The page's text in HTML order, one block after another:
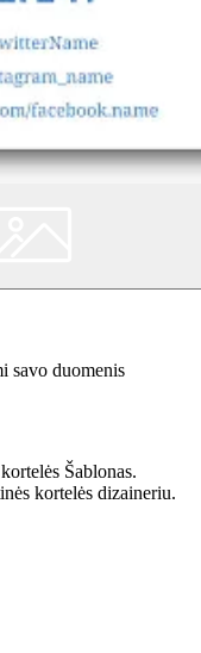
savo duomenis
Šablonas.
kortelės dizaineriu.